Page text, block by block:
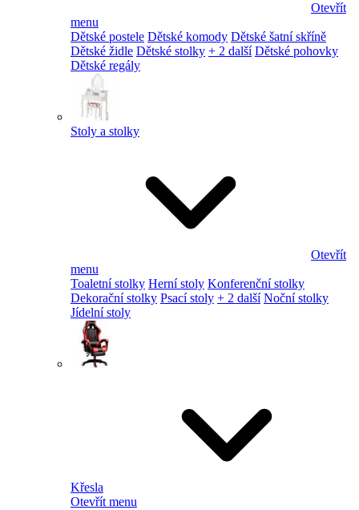
Otevřít
menu
Dětské postele Dětské komody Dětské šatní skříně
Dětské židle Dětské stolky + 2 další Dětské pohovky
Dětské regály
Stoly a stolky
Otevřít
menu
Toaletní stolky Herní stoly Konferenční stolky
Dekorační stolky Psací stoly + 2 další Noční stolky
Jídelní stoly
Křesla
Otevřít menu